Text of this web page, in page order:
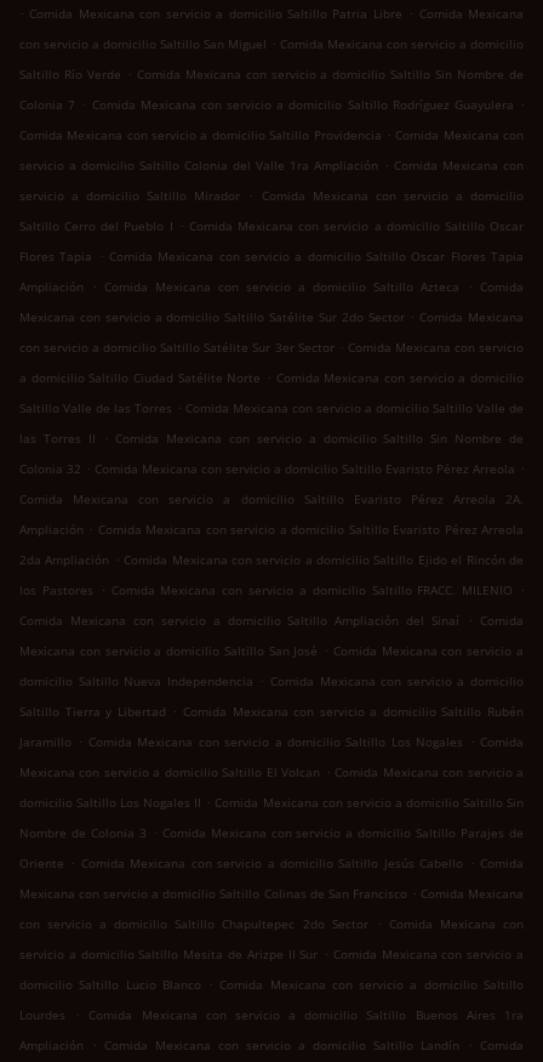
. Comida Mexicana con servicio a domicilio Saltillo Patria Libre . Comida Mexicana
con servicio a domicilio Saltillo San Miguel . Comida Mexicana con servicio a domicilio
Saltillo Río Verde . Comida Mexicana con servicio a domicilio Saltillo Sin Nombre de
Colonia 7 . Comida Mexicana con servicio a domicilio Saltillo Rodríguez Guayulera .
Comida Mexicana con servicio a domicilio Saltillo Providencia . Comida Mexicana con
servicio a domicilio Saltillo Colonia del Valle 1ra Ampliación . Comida Mexicana con
servicio a domicilio Saltillo Mirador
.
Comida Mexicana con servicio a domicilio
Saltillo Cerro del Pueblo I . Comida Mexicana con servicio a domicilio Saltillo Oscar
Flores Tapia
. Comida Mexicana con servicio a domicilio Saltillo Oscar Flores Tapia
Ampliación
. Comida Mexicana con servicio a domicilio Saltillo Azteca . Comida
Mexicana con servicio a domicilio Saltillo Satélite Sur 2do Sector . Comida Mexicana
con servicio a domicilio Saltillo Satélite Sur 3er Sector . Comida Mexicana con servicio
a domicilio Saltillo Ciudad Satélite Norte . Comida Mexicana con servicio a domicilio
Saltillo Valle de las Torres . Comida Mexicana con servicio a domicilio Saltillo Valle de
las Torres II
. Comida Mexicana con servicio a domicilio Saltillo Sin Nombre de
Colonia 32 . Comida Mexicana con servicio a domicilio Saltillo Evaristo Pérez Arreola .
Comida Mexicana con servicio a domicilio Saltillo Evaristo Pérez Arreola 2A.
Ampliación . Comida Mexicana con servicio a domicilio Saltillo Evaristo Pérez Arreola
2da Ampliación . Comida Mexicana con servicio a domicilio Saltillo Ejido el Rincón de
los Pastores
. Comida Mexicana con servicio a domicilio Saltillo FRACC. MILENIO
.
Comida Mexicana con servicio a domicilio Saltillo Ampliación del Sinaí
. Comida
Mexicana con servicio a domicilio Saltillo San José . Comida Mexicana con servicio a
domicilio Saltillo Nueva Independencia . Comida Mexicana con servicio a domicilio
Saltillo Tierra y Libertad . Comida Mexicana con servicio a domicilio Saltillo Rubén
Jaramillo . Comida Mexicana con servicio a domicilio Saltillo Los Nogales . Comida
Mexicana con servicio a domicilio Saltillo El Volcan . Comida Mexicana con servicio a
domicilio Saltillo Los Nogales II . Comida Mexicana con servicio a domicilio Saltillo Sin
Nombre de Colonia 3 . Comida Mexicana con servicio a domicilio Saltillo Parajes de
Oriente . Comida Mexicana con servicio a domicilio Saltillo Jesús Cabello . Comida
Mexicana con servicio a domicilio Saltillo Colinas de San Francisco . Comida Mexicana
con servicio a domicilio Saltillo Chapultepec 2do Sector
. Comida Mexicana con
servicio a domicilio Saltillo Mesita de Arizpe II Sur . Comida Mexicana con servicio a
domicilio Saltillo Lucio Blanco
. Comida Mexicana con servicio a domicilio Saltillo
Lourdes
.
Comida Mexicana con servicio a domicilio Saltillo Buenos Aires 1ra
Ampliación
. Comida Mexicana con servicio a domicilio Saltillo Landín . Comida